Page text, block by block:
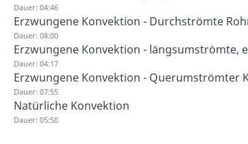
Dauer: 04:46
Erzwungene Konvektion - Durchströmte
Dauer: 08:00
Erzwungene Konvektion - längsumströmte,
Dauer: 04:17
Erzwungene Konvektion - Querumströmter
Dauer: 07:55
Natürliche Konvektion
Dauer: 05:50